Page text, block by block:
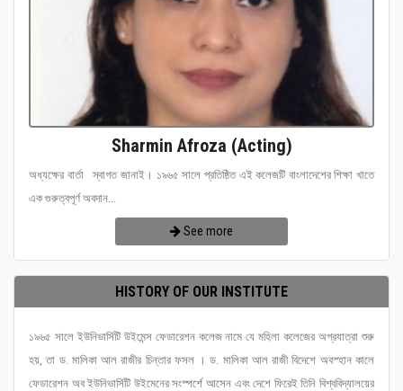
Sharmin Afroza (Acting)
অধ্যক্ষের বার্তা স্বাগত জানাই। ১৯৬৫ সালে প্রতিষ্ঠিত এই কলেজটি বাংলাদেশের শিক্ষা খাতে
এক গুরুত্বপূর্ণ অবদান...
See more
HISTORY OF OUR INSTITUTE
১৯৬৫ সালে ইউনিভার্সিটি উইমেন্স ফেডারেশন কলেজ নামে যে মহিলা কলেজের অগ্রযাত্রা শুরু
হয়, তা ড. মালিকা আল রাজীর চিন্তার ফসল । ড. মালিকা আল রাজী বিদেশে অবস্হান কালে
ফেডারেশন অব ইউনিভার্সিটি উইমেনের সংস্পর্শে আসেন এবং দেশে ফিরেই তিনি বিশ্ববিদ্যালয়ের